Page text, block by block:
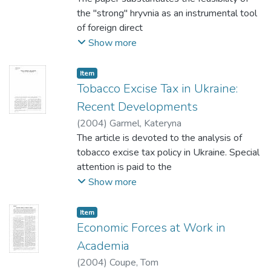
the "strong" hryvnia as an instrumental tool
of foreign direct
investment (FDI) tapping. The specific
upon FDI are presented with
the use of qualitative and quantitative tools.
Important policy implications are outlined.
Show more
Item
Tobacco Excise Tax in Ukraine:
Recent Developments
(2004) Garmel, Kateryna
The article is devoted to the analysis of
tobacco excise tax policy in Ukraine. Special
attention is paid to the
possible effects of the latest change in
demand structure.
Show more
Item
Economic Forces at Work in
Academia
(2004) Coupe, Tom